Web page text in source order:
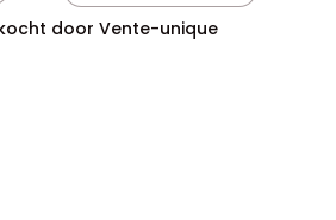
door Vente-unique